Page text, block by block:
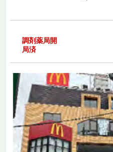
調剤薬局開
局済